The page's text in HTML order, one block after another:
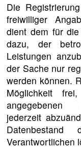
Die
freiwilliger
dient dem für die
dazu, der
Leistungen
der Sache nur
werden können.
Möglichkeit
angegebenen
jederzeit
Verantwortlichen